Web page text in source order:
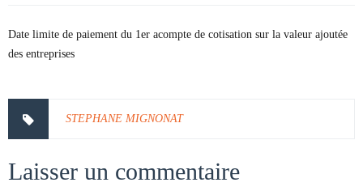
Date limite de paiement du 1er acompte de cotisation sur la valeur ajoutée
des entreprises
STEPHANE MIGNONAT
Laisser un commentaire